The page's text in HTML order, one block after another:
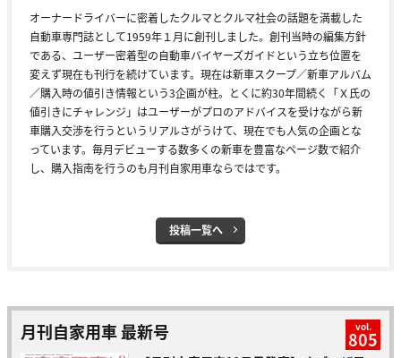
オーナードライバーに密着したクルマとクルマ社会の話題を満載した
自動車専門誌として1959年１月に創刊しました。創刊当時の編集方針
である、ユーザー密着型の自動車バイヤーズガイドという立ち位置を
変えず現在も刊行を続けています。現在は新車スクープ／新車アルバム
／購入時の値引き情報という3企画が柱。とくに約30年間続く「Ｘ氏の
値引きにチャレンジ」はユーザーがプロのアドバイスを受けながら新
車購入交渉を行うというリアルさがうけて、現在でも人気の企画とな
っています。毎月デビューする数多くの新車を豊富なページ数で紹介
し、購入指南を行うのも月刊自家用車ならではです。
投稿一覧へ
月刊自家用車 最新号 vol.
805